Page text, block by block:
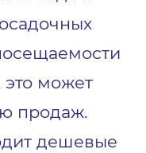
это может
продаж.
дешевые